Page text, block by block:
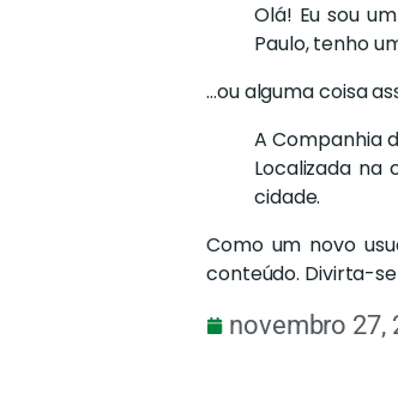
Olá! Eu sou
Paulo, tenho
…ou alguma coisa
A Companhia
Localizada na
cidade.
Como um novo
conteúdo. Divirta-
novembro 27,